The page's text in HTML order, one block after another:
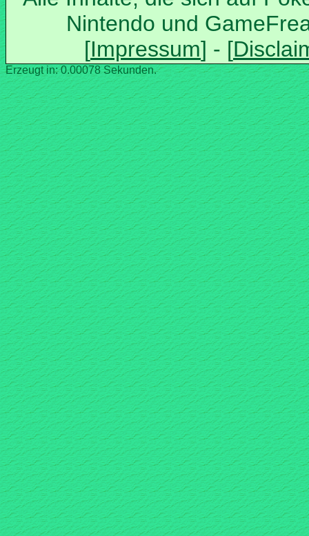
Nintendo und
Erzeugt in: 0.00078 Sekunden.